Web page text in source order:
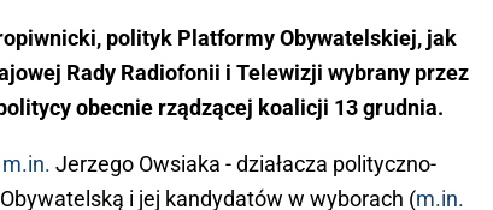
polityk Platformy Obywatelskiej, jak
Rady Radiofonii i Telewizji wybrany przez
obecnie rządzącej koalicji 13 grudnia.
m.in. Jerzego Owsiaka - działacza polityczno-
i jej kandydatów w wyborach (m.in.